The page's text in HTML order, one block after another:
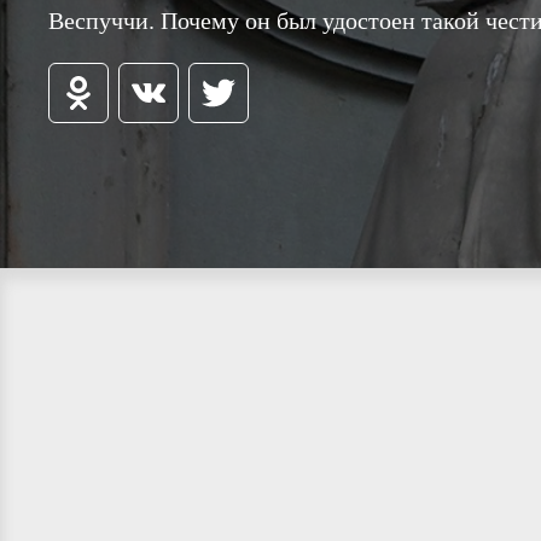
Веспуччи. Почему он был удостоен такой